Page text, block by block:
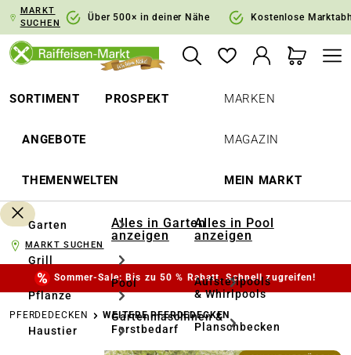
Zur Hauptnavigation springen
MARKT
SUCHEN
Über 500× in deiner Nähe Kostenlose
SORTIMENT PROSPEKT
ANGEBOTE
THEMENWELTEN
MARKEN
MAGAZIN
MEIN MARKT
Garten
Grill
Pflanze
Haustier
Alles in Garten
anzeigen
Pool
Gartenmaschinen &
Forstbedarf
Alles in Pool
anzeigen
Aufstellpools
& Whirlpools
Planschbecken
MARKT SUCHEN
Sommer-Sale: Bis zu 50 % Rabatt. Schnell zugreifen!
PFERDEDECKEN WEITERE PFERDEDECKEN